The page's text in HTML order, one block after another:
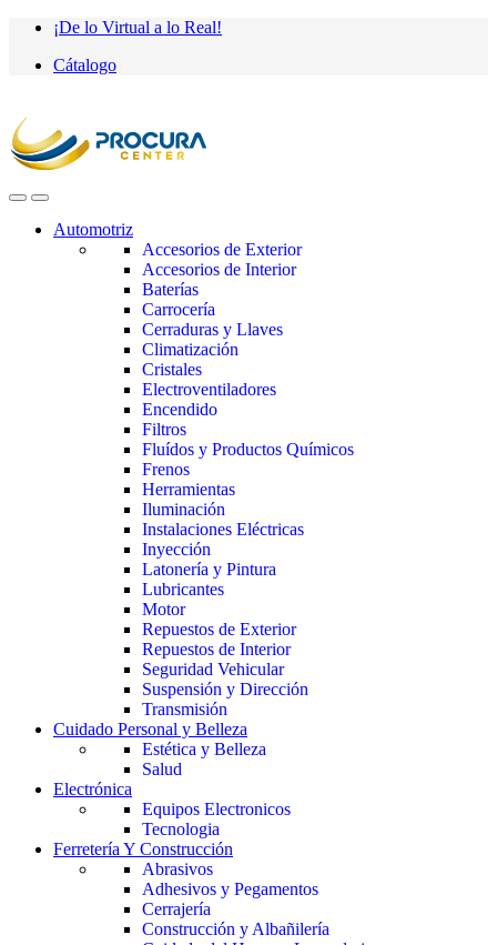
Saltar
navegación
saltar
contenido
¡De lo Virtual a lo Real!
Cátalogo
Automotriz
Accesorios de Exterior
Accesorios de Interior
Baterías
Carrocería
Cerraduras y Llaves
Climatización
Cristales
Electroventiladores
Encendido
Filtros
Fluídos y Productos Químicos
Frenos
Herramientas
Iluminación
Instalaciones Eléctricas
Inyección
Latonería y Pintura
Lubricantes
Motor
Repuestos de Exterior
Repuestos de Interior
Seguridad Vehicular
Suspensión y Dirección
Transmisión
Cuidado Personal y Belleza
Estética y Belleza
Salud
Electrónica
Equipos Electronicos
Tecnologia
Ferretería Y Construcción
Abrasivos
Adhesivos y Pegamentos
Cerrajería
Construcción y Albañilería